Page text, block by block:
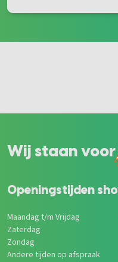
Wij staan
Openingstijden
Maandag t/m Vrijdag
Zaterdag
Zondag
Andere tijden op afspraak